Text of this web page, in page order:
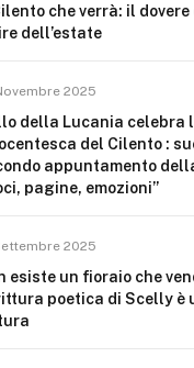
che verrà: il
dell’estate
2025
della Lucania celebra
del Cilento :
appuntamento
pagine, emozioni”
2025
esiste un fioraio che
poetica di Scelly è